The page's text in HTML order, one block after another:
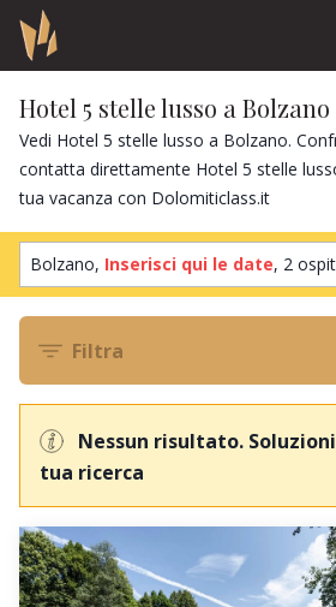
Hotel 5 stelle lusso a Bolzano
Vedi Hotel 5 stelle lusso a Bolzano.
contatta direttamente Hotel 5 stelle
tua vacanza con Dolomiticlass.it
Bolzano, Inserisci qui le date, 2
Filtra
Nessun risultato.
tua ricerca